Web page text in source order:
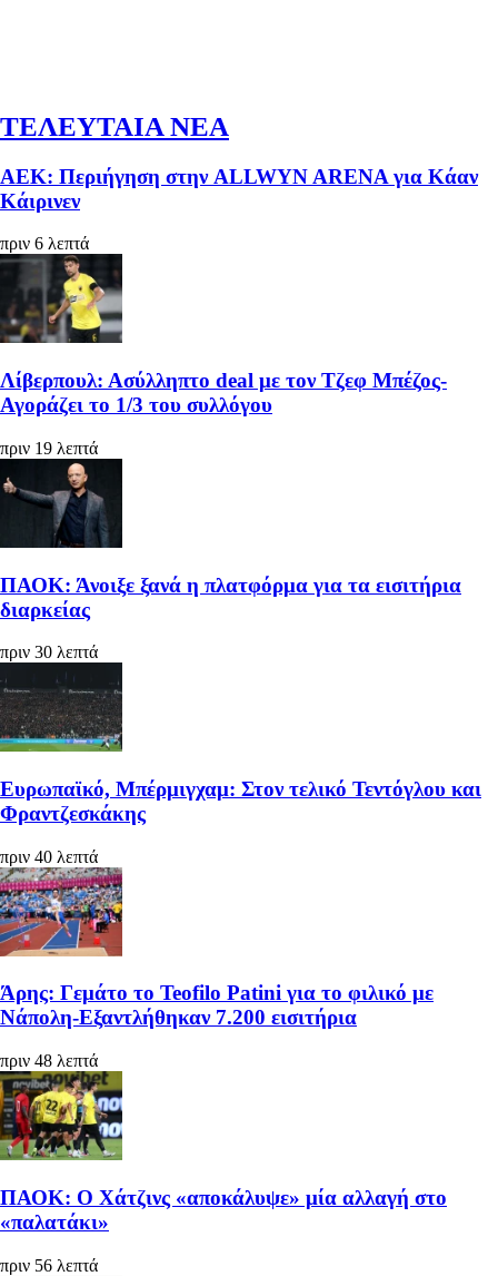
ΤΕΛΕΥΤΑΙΑ ΝΕΑ
ΑΕΚ: Περιήγηση στην ALLWYN ARENA για Κάαν
Κάιρινεν
πριν 6 λεπτά
Λίβερπουλ: Ασύλληπτο deal με τον Τζεφ Μπέζος-
Αγοράζει το 1/3 του συλλόγου
πριν 19 λεπτά
ΠΑΟΚ: Άνοιξε ξανά η πλατφόρμα για τα εισιτήρια
διαρκείας
πριν 30 λεπτά
Ευρωπαϊκό, Μπέρμιγχαμ: Στον τελικό Τεντόγλου και
Φραντζεσκάκης
πριν 40 λεπτά
Άρης: Γεμάτο το Teofilo Patini για το φιλικό με
Νάπολη-Εξαντλήθηκαν 7.200 εισιτήρια
πριν 48 λεπτά
ΠΑΟΚ: Ο Χάτζινς «αποκάλυψε» μία αλλαγή στο
«παλατάκι»
πριν 56 λεπτά